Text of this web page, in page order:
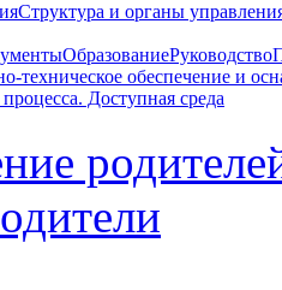
Структура и органы
ОбразованиеРуководство
техническое обеспечение и
Доступная среда